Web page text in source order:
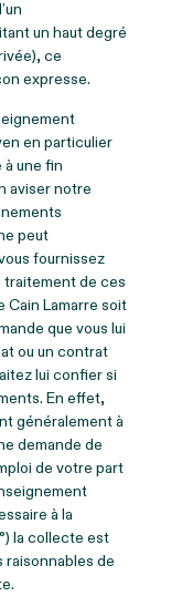
un haut degré
ce
expresse.
en particulier
à une fin
aviser notre
peut
fournissez
traitement de ces
Cain Lamarre soit
que vous lui
ou un contrat
lui confier si
En effet,
généralement à
demande de
de votre part
à la
la collecte est
raisonnables de